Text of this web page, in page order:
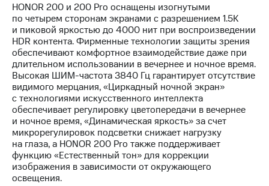
HONOR 200 и 200 Pro оснащены изогнутыми
по четырем сторонам экранами с разрешением 1.5K
и пиковой яркостью до 4000 нит при воспроизведении
HDR контента. Фирменные технологии защиты зрения
обеспечивают комфортное взаимодействие даже при
длительном использовании в вечернее и ночное время.
Высокая ШИМ-частота 3840 Гц гарантирует отсутствие
видимого мерцания, «Циркадный ночной экран»
с технологиями искусственного интеллекта
обеспечивает регулировку цветопередачи в вечернее
и ночное время, «Динамическая яркость» за счет
микрорегулировок подсветки снижает нагрузку
на глаза, а HONOR 200 Pro также поддерживает
функцию «Естественный тон» для коррекции
изображения в зависимости от окружающего
освещения.